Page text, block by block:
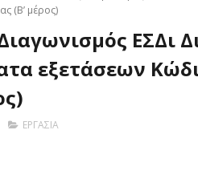
(Β’ μέρος)
ΕΣΔι
εξετάσεων
ΕΡΓΑΣΙΑ